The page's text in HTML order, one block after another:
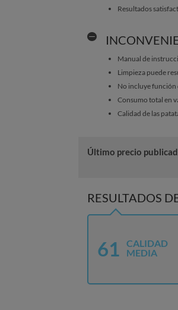
Resultados
Manual de
Limpieza puede
No incluye función
Consumo total en
Calidad de las
Último precio
RESULTADOS
61
CALIDAD
MEDIA